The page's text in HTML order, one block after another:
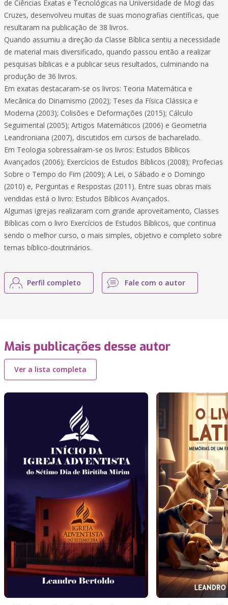
de Ciências Exatas e Tecnológicas na Universidade de Mogi das
Cruzes, desenvolveu muitas de suas monografias científicas, que
resultaram na publicação de 38 livros.
Quando assumiu a direção da Classe Bíblica sentiu a necessidade
de material mais diversificado, quando passou então a realizar
pesquisas bíblicas e a publicar seus resultados, culminando na
produção de 36 livros.
Em exatas destacaram-se os livros: Teoria Matemática e
Mecânica do Dinamismo (2002); Teses da Física Clássica e
Moderna (2003); Colisões e Deformações (2015); Cálculo
Seguimental (2005); Artigos Matemáticos (2006) e Geometria
Leandroniana (2007), discutidos em cursos de bacharelado.
Em Teologia sobressaíram-se os livros: Estudos Bíblicos
Avançados (2006); Exercícios de Estudos Bíblicos (2008); Profecias
Sobre o Tempo do Fim (2009); A Lei, o Sábado e o Domingo
(2010) e, Perguntas e Respostas (2011). Entre suas obras mais
vendidas está o livro: Estudos Bíblicos Avançados.
Algumas igrejas realizaram com grande aproveitamento, Classes
Bíblicas com o livro Exercícios de Estudos Bíblicos, que continua
sendo o melhor curso, o mais simples, objetivo e completo sobre
temas bíblico-doutrinários.
Perfil completo Fale com o autor
Mais publicações desse autor
Ver a lista completa